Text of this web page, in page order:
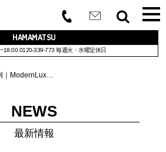
HAMAMATSU
0120-339-773 毎週火・水曜定休日
｜ModernLux…
NEWS
最新情報